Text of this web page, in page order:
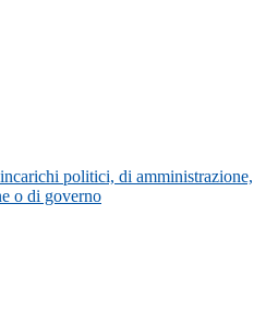
politici, di amministrazione,
o di governo